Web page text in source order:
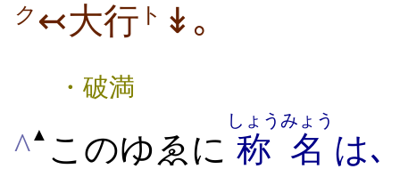
ク ↢大行 ト ↡｡
・破満
^▲ このゆゑに 称名
しょうみょう
は､